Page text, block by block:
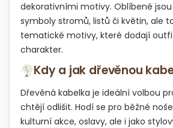
dekorativními motivy. Oblíbené
symboly stromů, listů či květin, ale
tematické motivy, které dodají
charakter.
Kdy a jak dřevěnou
Dřevěná kabelka je ideální volbou
chtějí odlišit. Hodí se pro běžné
kulturní akce, oslavy, ale i jako